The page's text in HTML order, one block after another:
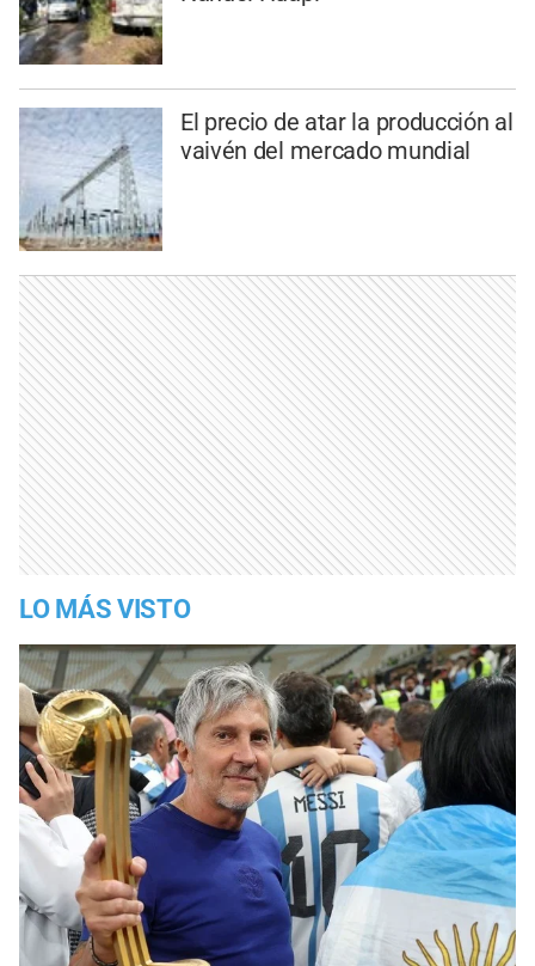
El precio de atar la producción al
vaivén del mercado mundial
LO MÁS VISTO